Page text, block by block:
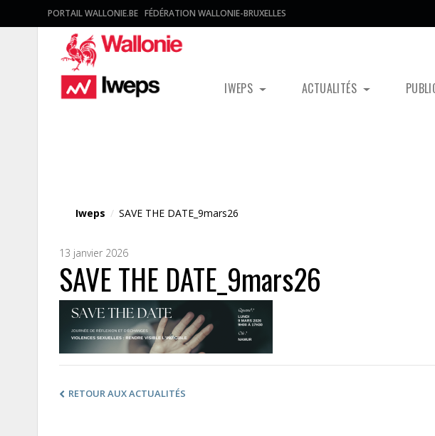
PORTAIL WALLONIE.BE FÉDÉRATION WALLONIE-BRUXELLES
IWEPS ACTUALITÉS
Iweps / SAVE THE DATE_9mars26
13 janvier 2026
SAVE THE DATE_9mars26
RETOUR AUX ACTUALITÉS